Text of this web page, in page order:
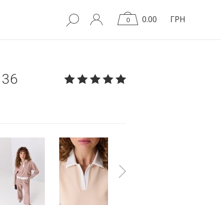
0 0.00 ГРН